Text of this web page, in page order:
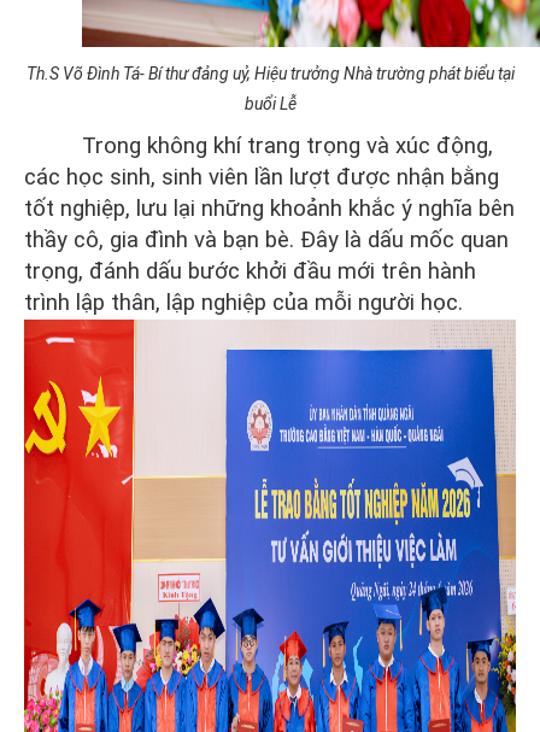
Th.S Võ Đình Tá- Bí thư đảng uỷ, Hiệu trưởng Nhà trường phát biểu tại
buổi Lễ
Trong không khí trang trọng và xúc động,
các học sinh, sinh viên lần lượt được nhận bằng
tốt nghiệp, lưu lại những khoảnh khắc ý nghĩa bên
thầy cô, gia đình và bạn bè. Đây là dấu mốc quan
trọng, đánh dấu bước khởi đầu mới trên hành
trình lập thân, lập nghiệp của mỗi người học.